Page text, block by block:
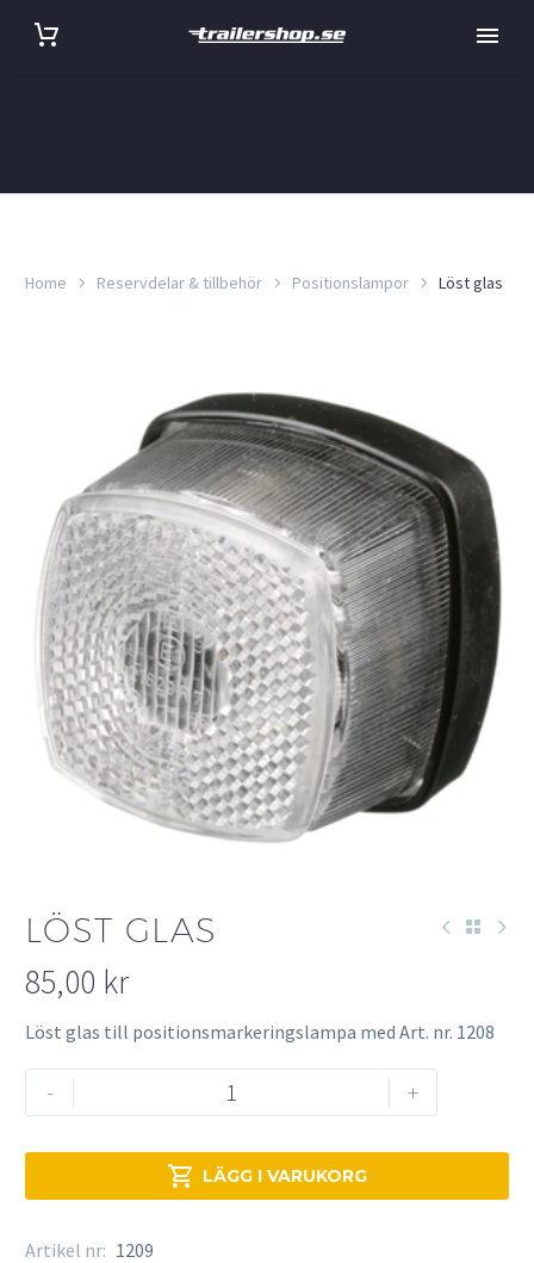
Home Reservdelar & tillbehör Positionslampor Löst glas
LÖST GLAS
85,00 kr
Löst glas till positionsmarkeringslampa med Art. nr. 1208
-
glas
+
 LÄGG I VARUKORG
Artikel nr: 1209